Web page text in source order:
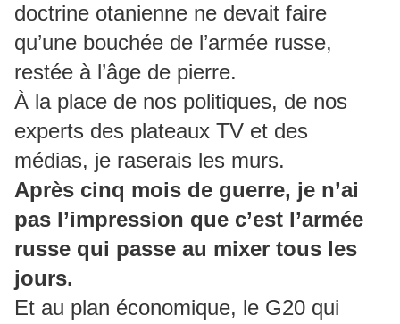
doctrine otanienne ne devait faire
qu’une bouchée de l’armée russe,
restée à l’âge de pierre.
À la place de nos politiques, de nos
experts des plateaux TV et des
médias, je raserais les murs.
Après cinq mois de guerre, je n’ai
pas l’impression que c’est l’armée
russe qui passe au mixer tous les
jours.
Et au plan économique, le G20 qui